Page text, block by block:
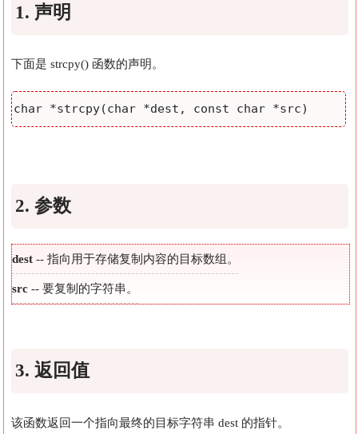
1. 声明
下面是 strcpy() 函数的声明。
2. 参数
dest -- 指向用于存储复制内容的目标数组。
src -- 要复制的字符串。
3. 返回值
该函数返回一个指向最终的目标字符串 dest 的指针。